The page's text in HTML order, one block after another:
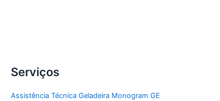
Serviços
Assistência Técnica Geladeira Monogram GE